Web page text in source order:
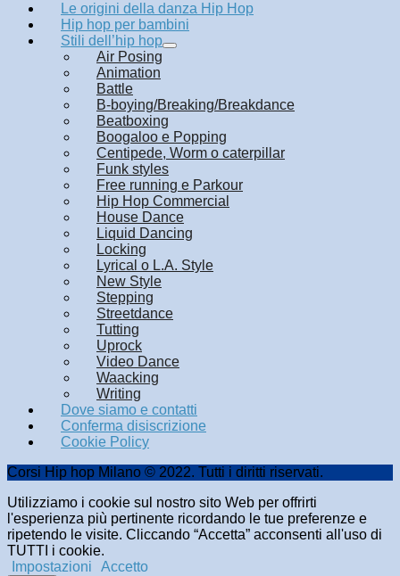
Le origini della danza Hip Hop
Hip hop per bambini
Stili dell’hip hop
Air Posing
Animation
Battle
B-boying/Breaking/Breakdance
Beatboxing
Boogaloo e Popping
Centipede, Worm o caterpillar
Funk styles
Free running e Parkour
Hip Hop Commercial
House Dance
Liquid Dancing
Locking
Lyrical o L.A. Style
New Style
Stepping
Streetdance
Tutting
Uprock
Video Dance
Waacking
Writing
Dove siamo e contatti
Conferma disiscrizione
Cookie Policy
Corsi Hip hop Milano © 2022. Tutti i diritti riservati.
Utilizziamo i cookie sul nostro sito Web per offrirti
l'esperienza più pertinente ricordando le tue preferenze e
ripetendo le visite. Cliccando “Accetta” acconsenti all'uso di
TUTTI i cookie.
Impostazioni
Accetto